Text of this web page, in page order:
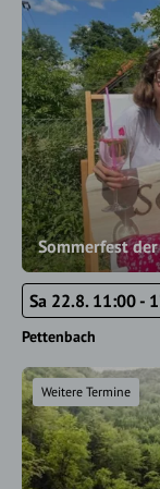
Sommerfest
Sa 22.8. 11:00 -
Pettenbach
Weitere Termine